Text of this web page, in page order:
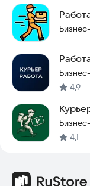
4,9
4,1